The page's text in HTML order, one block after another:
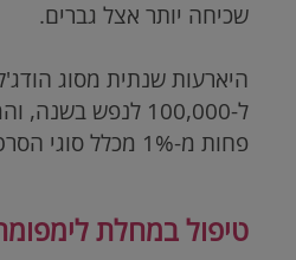
שכיחה יותר אצל גברים.
ל-100,000 לנפש
פחות מ-1% מכלל סוגי הסרטן ברחבי העולם.
טיפול במחלת